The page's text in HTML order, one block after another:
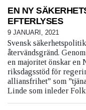
EN NY
EFTERLYSES
9 JANUARI, 2021
Svensk
återvändsgränd.
en majoritet önskar en
riksdagsstöd för
alliansfrihet” som
Linde som inleder